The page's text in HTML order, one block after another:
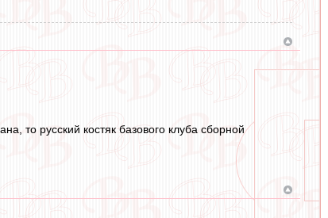
то русский костяк базового клуба сборной